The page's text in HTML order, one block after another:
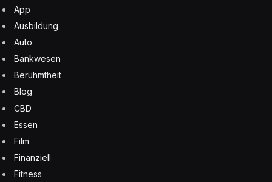
App
Ausbildung
Auto
Bankwesen
Berühmtheit
Blog
CBD
Essen
Film
Finanziell
Fitness